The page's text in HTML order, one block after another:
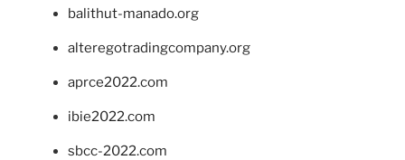
balithut-manado.org
alteregotradingcompany.org
aprce2022.com
ibie2022.com
sbcc-2022.com